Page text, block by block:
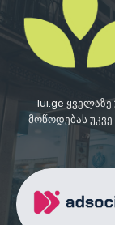
lui.ge
მოწოდებას